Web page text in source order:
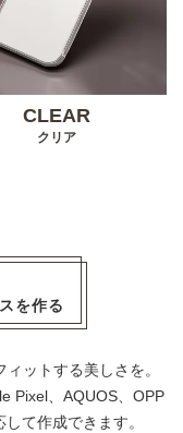
CLEAR
クリア
を作る
ットする美しさを。
Pixel、AQUOS、OPP
て作成できます。